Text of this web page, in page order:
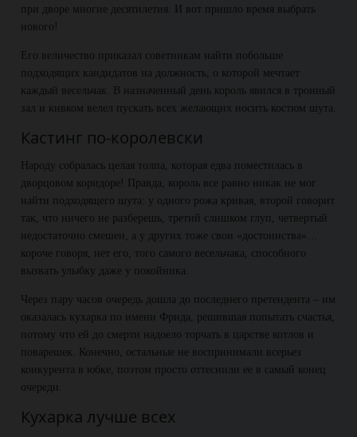
при дворе многие десятилетия. И вот пришло время выбрать
нового!
Его величество приказал советникам найти побольше
подходящих кандидатов на должность, о которой мечтает
каждый весельчак. В назначенный день король явился в тронный
зал и кивком велел пускать всех желающих носить костюм шута.
Кастинг по-королевски
Народу собралась целая толпа, которая едва поместилась в
дворцовом коридоре! Правда, король все равно никак не мог
найти подходящего шута: у одного рожа кривая, второй говорит
так, что ничего не разберешь, третий слишком глуп, четвертый
недостаточно смешен, а у других тоже свои «достоинства»…
короче говоря, нет его, того самого весельчака, способного
вызвать улыбку даже у покойника.
Через пару часов очередь дошла до последнего претендента – им
оказалась кухарка по имени Фрида, решившая попытать счастья,
потому что ей до смерти надоело торчать в царстве котлов и
поварешек. Конечно, остальные не воспринимали всерьез
конкурента в юбке, поэтом просто оттеснили ее в самый конец
очереди.
Кухарка лучше всех